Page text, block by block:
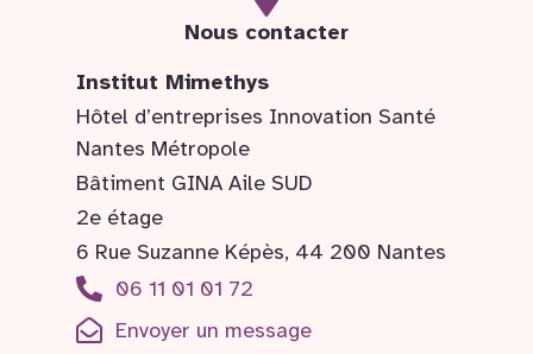
Nous contacter
Institut Mimethys
Hôtel d’entreprises Innovation Santé
Nantes Métropole
Bâtiment GINA Aile SUD
2e étage
6 Rue Suzanne Képès, 44 200 Nantes
06 11 01 01 72
Envoyer un message